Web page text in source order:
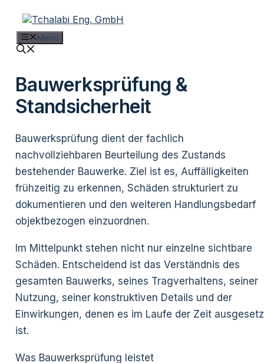
Inhalt
springenMenü
Bauwerksprüfung &
Standsicherheit
Bauwerksprüfung dient der fachlich
nachvollziehbaren Beurteilung des Zustands
bestehender Bauwerke. Ziel ist es, Auffälligkeiten
frühzeitig zu erkennen, Schäden strukturiert zu
dokumentieren und den weiteren Handlungsbedarf
objektbezogen einzuordnen.
Im Mittelpunkt stehen nicht nur einzelne sichtbare
Schäden. Entscheidend ist das Verständnis des
gesamten Bauwerks, seines Tragverhaltens, seiner
Nutzung, seiner konstruktiven Details und der
Einwirkungen, denen es im Laufe der Zeit
ist.
Was Bauwerksprüfung leistet